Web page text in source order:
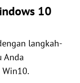
10
langkah-
Anda